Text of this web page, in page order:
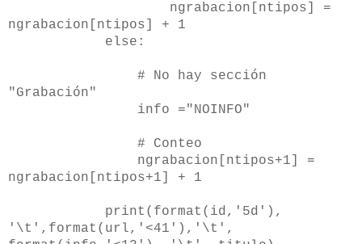
ngrabacion[ntipos] =
ngrabacion[ntipos] + 1
else:
# No hay sección
"Grabación"
info ="NOINFO"
# Conteo
ngrabacion[ntipos+1] =
ngrabacion[ntipos+1] + 1
print(format(id,'5d'),
'\t',format(url,'<41'),'\t',